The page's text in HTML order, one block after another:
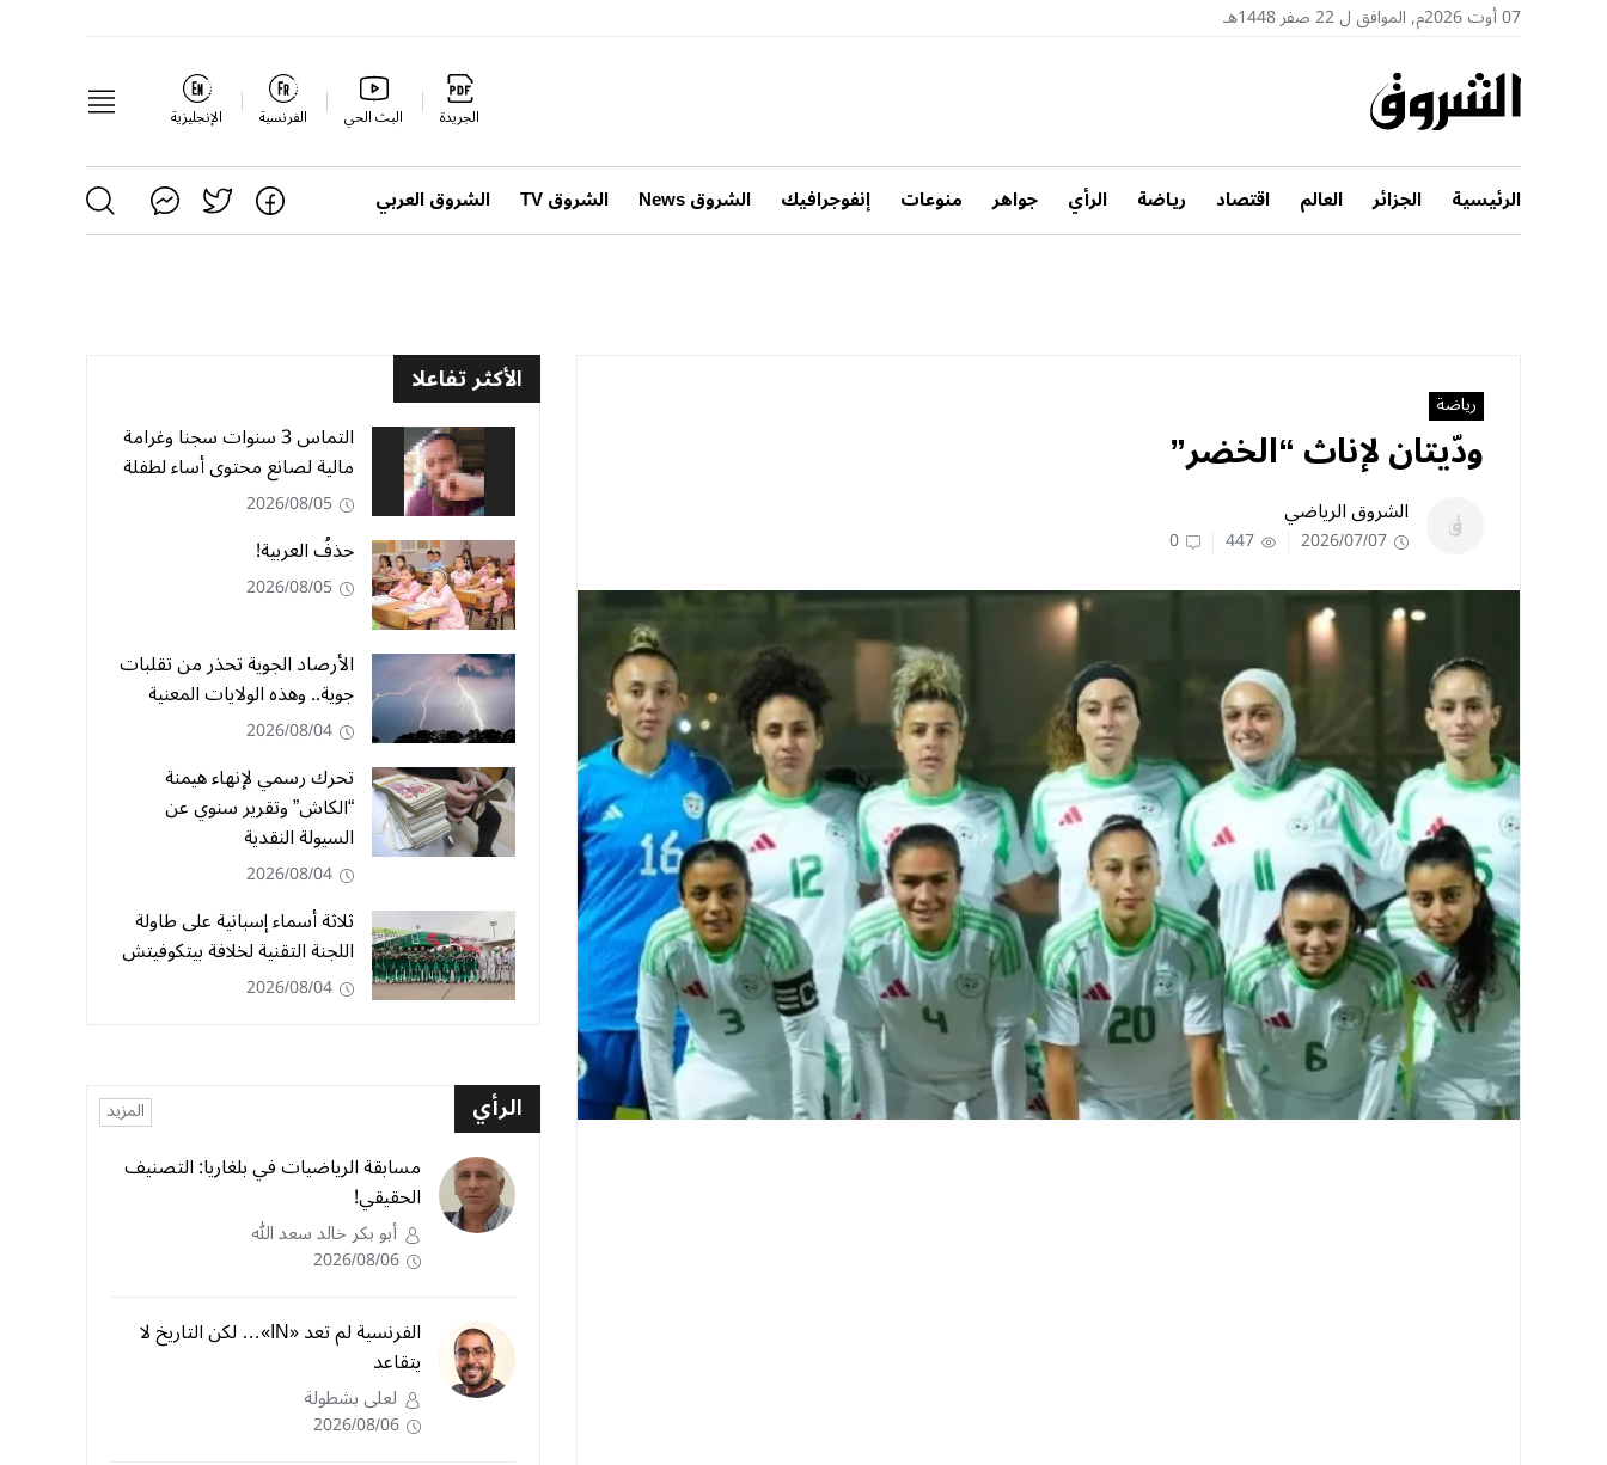
07 أوت 2026م, الموافق ل 22 صفر 1448هـ
الجريدة البث الحي الفرنسية الإنجليزية
الرئيسية الجزائر العالم اقتصاد رياضة الرأي جواهر منوعات إنفوجرافيك الشروق News الشروق TV الشروق العربي
رياضة
ودّيتان لإناث “الخضر”
الشروق الرياضي
2026/07/07
447
0
الأكثر تفاعلا
التماس 3 سنوات سجنا وغرامة
مالية لصانع محتوى أساء لطفلة
2026/08/05
حذفُ العربية!
2026/08/05
الأرصاد الجوية تحذر من تقلبات
جوية.. وهذه الولايات المعنية
2026/08/04
تحرك رسمي لإنهاء هيمنة
“الكاش” وتقرير سنوي عن
السيولة النقدية
2026/08/04
ثلاثة أسماء إسبانية على طاولة
اللجنة التقنية لخلافة بيتكوفيتش
2026/08/04
الرأي المزيد
مسابقة الرياضيات في بلغاريا: التصنيف
الحقيقي!
أبو بكر خالد سعد الله
2026/08/06
الفرنسية لم تعد «IN»… لكن التاريخ لا
يتقاعد
لعلى بشطولة
2026/08/06